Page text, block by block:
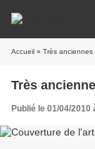
Accueil » Très anciennes
Très
Publié le 01/04/2010